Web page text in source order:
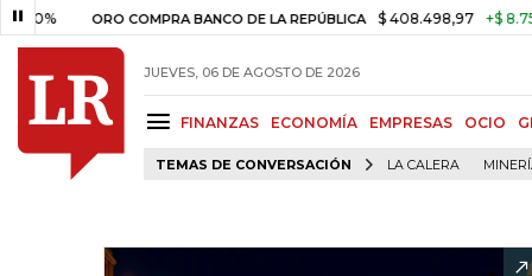
ORO COMPRA BANCO DE LA REPÚBLICA $ 408.498,97 +$ 8.753,81
JUEVES, 06 DE AGOSTO DE 2026
FINANZAS ECONOMÍA EMPRESAS OCIO
TEMAS DE CONVERSACIÓN LA CALERA